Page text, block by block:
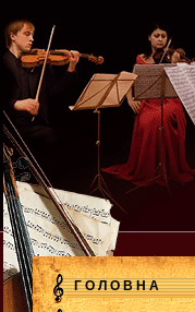
Г О Л О В Н А